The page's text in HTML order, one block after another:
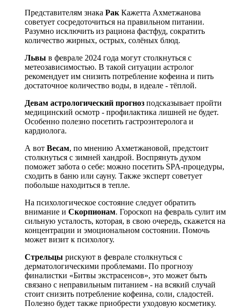
Представителям знака Рак Кажетта Ахметжанова
советует сосредоточиться на правильном питании.
Разумно исключить из рациона фастфуд, сократить
количество жирных, острых, солёных блюд.
Львы в феврале 2024 года могут столкнуться с
метеозависимостью. В такой ситуации астролог
рекомендует им снизить потребление кофеина и пить
достаточное количество воды, в идеале - тёплой.
Девам астрологический прогноз подсказывает пройти
медицинский осмотр - профилактика лишней не будет.
Особенно полезно посетить гастроэнтеролога и
кардиолога.
А вот Весам, по мнению Ахметжановой, предстоит
столкнуться с зимней хандрой. Воспрянуть духом
поможет забота о себе: можно посетить SPA-процедуры,
сходить в баню или сауну. Также эксперт советует
побольше находиться в тепле.
На психологическое состояние следует обратить
внимание и Скорпионам. Гороскоп на февраль сулит им
сильную усталость, которая, в свою очередь, скажется на
концентрации и эмоциональном состоянии. Помочь
может визит к психологу.
Стрельцы рискуют в феврале столкнуться с
дерматологическими проблемами. По прогнозу
финалистки «Битвы экстрасенсов», это может быть
связано с неправильным питанием - на всякий случай
стоит снизить потребление кофеина, соли, сладостей.
Полезно будет также приобрести уходовую косметику.